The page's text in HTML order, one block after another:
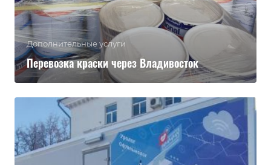
Дополнительные услуги
Перевозка краски через Владивосток